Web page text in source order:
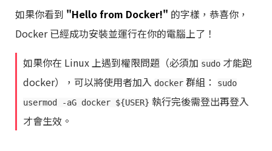
如果你看到 "Hello from Docker!" 的字樣，恭喜你，
Docker 已經成功安裝並運行在你的電腦上了！
如果你在 Linux 上遇到權限問題（必須加 sudo 才能跑
docker），可以將使用者加入 docker 群組：
sudo
usermod -aG docker ${USER} 執行完後需登出再登入
才會生效。